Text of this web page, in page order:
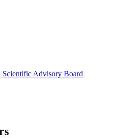
Advisory Board